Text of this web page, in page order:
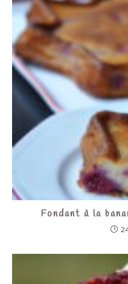
Fondant à la